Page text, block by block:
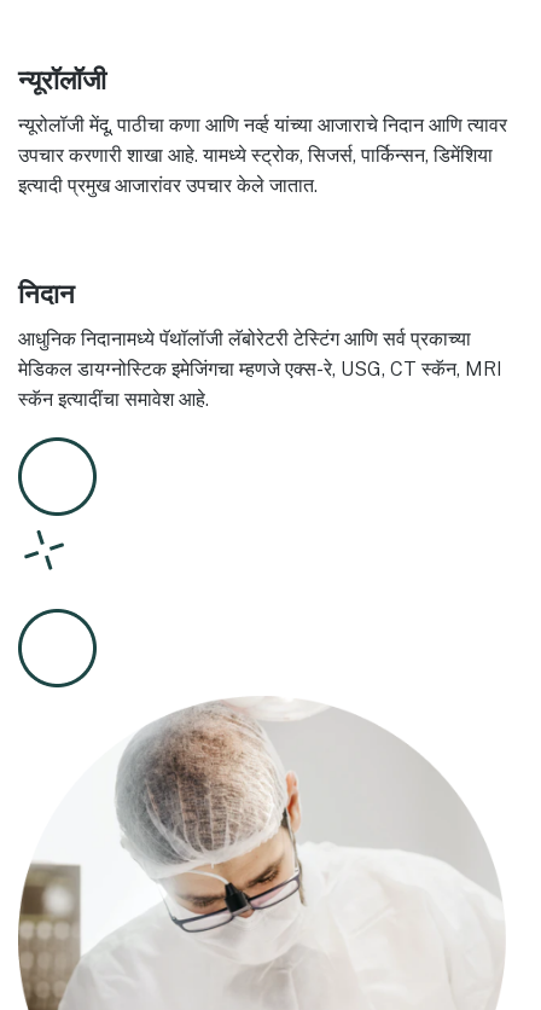
न्यूरॉलॉजी
न्यूरोलॉजी मेंदू, पाठीचा कणा आणि नर्व्ह यांच्या आजाराचे निदान आणि त्यावर
उपचार करणारी शाखा आहे. यामध्ये स्ट्रोक, सिजर्स, पार्किन्सन, डिमेंशिया
इत्यादी प्रमुख आजारांवर उपचार केले जातात.
निदान
आधुनिक निदानामध्ये पॅथॉलॉजी लॅबोरेटरी टेस्टिंग आणि सर्व प्रकाच्या
मेडिकल डायग्नोस्टिक इमेजिंगचा म्हणजे एक्स-रे, USG, CT स्कॅन, MRI
स्कॅन इत्यादींचा समावेश आहे.